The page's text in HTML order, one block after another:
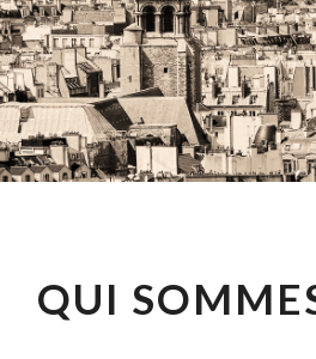
LOCATIF
GARANTIR L'
QUI